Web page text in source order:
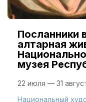
Посланники
алтарная
музея
22 июля — 31
Национальный